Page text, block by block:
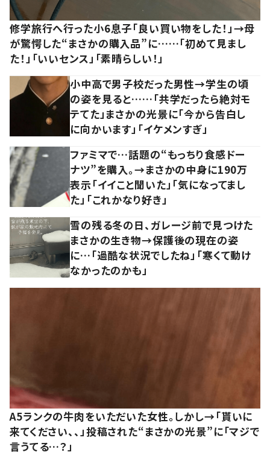
修学旅行へ行った小6息子「良い買い物をした！」→母
が驚愕した“まさかの購入品”に……「初めて見まし
た！」「いいセンス」「素晴らしい！」
小中高で男子校だった男性→学生の頃
の姿を見ると……「共学だったら絶対モ
テてた」まさかの光景に「今から告白し
に向かいます」「イケメンすぎ」
ファミマで…話題の“もっちり食感ドー
ナツ”を購入。→まさかの中身に190万
表示「イイこと聞いた」「気になってまし
た」「これかなり好き」
雪の残る冬の日、ガレージ前で見つけた
まさかの生き物→保護後の現在の姿
に…「過酷な状況でしたね」「寒くて動け
なかったのかも」
A5ランクの牛肉をいただいた女性。しかし→「貰いに
来てください、、」投稿された“まさかの光景”に「マジで
言うてる…？」